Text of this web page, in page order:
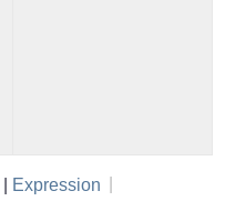
Expression